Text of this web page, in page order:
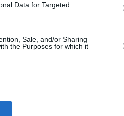
Data for Targeted
Sale, and/or Sharing
the Purposes for which it
της οικογένειας
από το
έγινε δεν